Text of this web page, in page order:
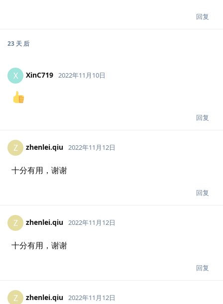
回复
23 天 后
X XinC719 2022年11月10日
回复
Z zhenlei.qiu 2022年11月12日
十分有用，谢谢
回复
Z zhenlei.qiu 2022年11月12日
十分有用，谢谢
回复
Z zhenlei.qiu 2022年11月12日